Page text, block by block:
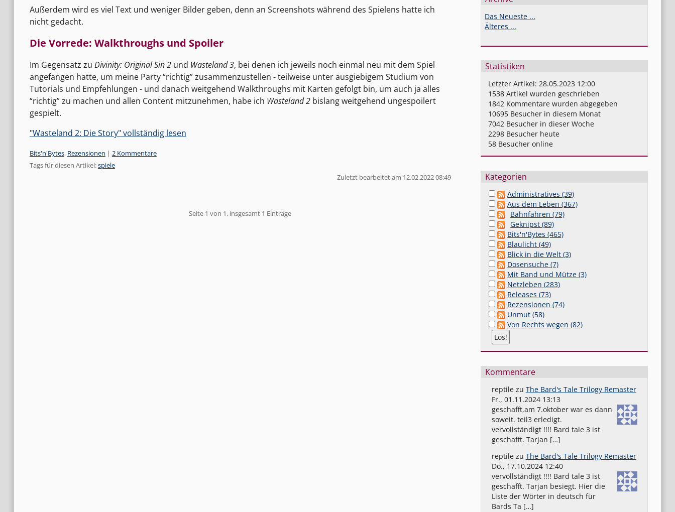
Außerdem wird es viel Text und weniger Bilder geben, denn an Screenshots während des Spielens hatte ich
nicht gedacht.
Die Vorrede: Walkthroughs und Spoiler
Im Gegensatz zu Divinity: Original Sin 2und Wasteland 3, bei denen ich jeweils noch einmal neu mit dem Spiel
angefangen hatte, um meine Party “richtig” zusammenzustellen - teilweise unter ausgiebigem Studium von
Tutorials und Empfehlungen - und danach weitgehend Walkthroughs mit Karten gefolgt bin, um auch ja alles
“richtig” zu machen und allen Content mitzunehmen, habe ich Wasteland 2bislang weitgehend ungespoilert
gespielt.
"Wasteland 2: Die Story" vollständig lesen
Kategorien:
Bits'n'Bytes, Rezensionen | 2 Kommentare
Tags für diesen Artikel:spiele
Zuletzt bearbeitet am 12.02.2022 08:49
Seite 1 von 1, insgesamt 1 Einträge
Das Neueste ...
Älteres ...
Statistiken
Letzter Artikel: 28.05.2023 12:00
1538Artikel wurden geschrieben
1842Kommentare wurden abgegeben
10695Besucher in diesem Monat
7042Besucher in dieser Woche
2298Besucher heute
58Besucher online
Kategorien
Administratives (39)
Aus dem Leben (367)
Bahnfahren (79)
Geknipst (89)
Bits'n'Bytes (465)
Blaulicht (49)
Blick in die Welt (3)
Dosensuche (7)
Mit Band und Mütze (3)
Netzleben (283)
Releases (73)
Rezensionen (74)
Unmut (58)
Von Rechts wegen (82)
Kommentare
reptilezu The Bard's Tale Trilogy Remaster
Fr., 01.11.2024 13:13
geschafft,am 7.oktober war es dann
soweit. teil3 erledigt.
vervollständigt !!!! Bard tale 3 ist
geschafft. Tarjan […]
reptilezu The Bard's Tale Trilogy Remaster
Do., 17.10.2024 12:40
vervollständigt !!!! Bard tale 3 ist
geschafft. Tarjan besiegt. Hier die
Liste der Wörter in deutsch für
Bards Ta […]